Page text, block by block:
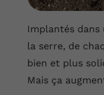
Implantés dans
la serre, de
bien et plus
Mais ça